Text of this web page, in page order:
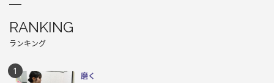
RANKING
ランキング
磨く